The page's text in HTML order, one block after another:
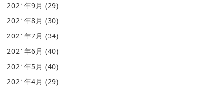
2021年9月 (29)
2021年8月 (30)
2021年7月 (34)
2021年6月 (40)
2021年5月 (40)
2021年4月 (29)